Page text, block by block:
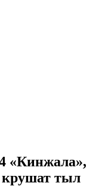
«Кинжала»,
крушат тыл